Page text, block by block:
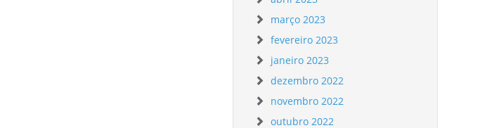
março 2023
fevereiro 2023
janeiro 2023
dezembro 2022
novembro 2022
outubro 2022